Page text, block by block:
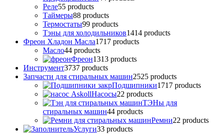
Реле55 products
Таймеры88 products
Термостаты99 products
Тэны для холодильников1414 products
Фреон Хладон Масла1717 products
Масло44 products
Фреон1313 products
Инструмент3737 products
Запчасти для стиральных машин2525 products
Подшипники1717 products
Насосы22 products
ТЭНы для
стиральных машин44 products
Ремни22 products
Услуги33 products